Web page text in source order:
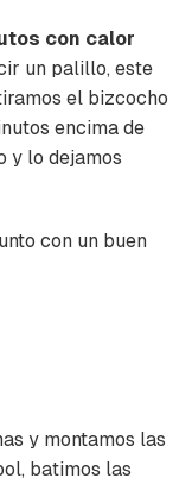
con calor
un palillo, este
el bizcocho
encima de
y lo dejamos
con un buen
y montamos las
batimos las